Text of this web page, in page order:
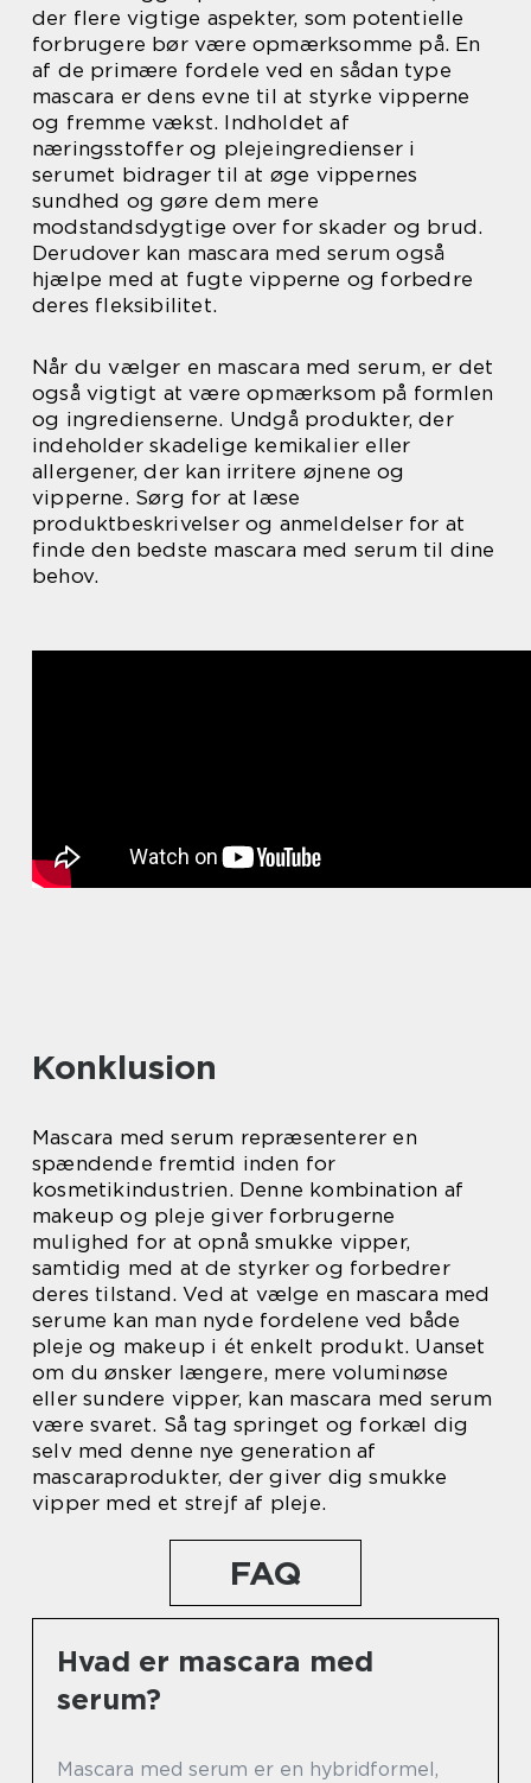
der flere vigtige aspekter, som potentielle
forbrugere bør være opmærksomme på. En
af de primære fordele ved en sådan type
mascara er dens evne til at styrke vipperne
og fremme vækst. Indholdet af
næringsstoffer og plejeingredienser i
serumet bidrager til at øge vippernes
sundhed og gøre dem mere
modstandsdygtige over for skader og brud.
Derudover kan mascara med serum også
hjælpe med at fugte vipperne og forbedre
deres fleksibilitet.
Når du vælger en mascara med serum, er det
også vigtigt at være opmærksom på formlen
og ingredienserne. Undgå produkter, der
indeholder skadelige kemikalier eller
allergener, der kan irritere øjnene og
vipperne. Sørg for at læse
produktbeskrivelser og anmeldelser for at
finde den bedste mascara med serum til dine
behov.
Konklusion
Mascara med serum repræsenterer en
spændende fremtid inden for
kosmetikindustrien. Denne kombination af
makeup og pleje giver forbrugerne
mulighed for at opnå smukke vipper,
samtidig med at de styrker og forbedrer
deres tilstand. Ved at vælge en mascara med
serume kan man nyde fordelene ved både
pleje og makeup i ét enkelt produkt. Uanset
om du ønsker længere, mere voluminøse
eller sundere vipper, kan mascara med serum
være svaret. Så tag springet og forkæl dig
selv med denne nye generation af
mascaraprodukter, der giver dig smukke
vipper med et strejf af pleje.
FAQ
Hvad er mascara med
serum?
Mascara med serum er en hybridformel,